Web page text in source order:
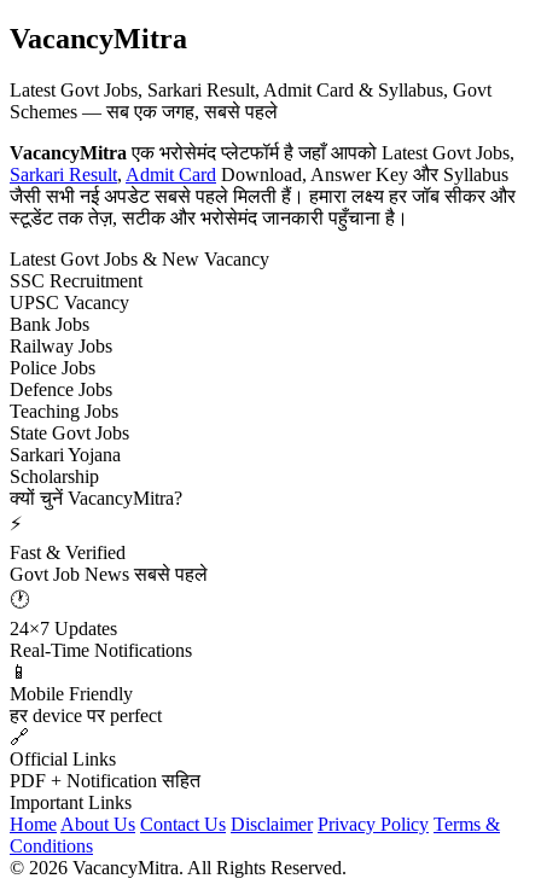
VacancyMitra
Latest Govt Jobs, Sarkari Result, Admit Card & Syllabus, Govt
Schemes — सब एक जगह, सबसे पहले
VacancyMitra एक भरोसेमंद प्लेटफॉर्म है जहाँ आपको Latest Govt Jobs,
Sarkari Result, Admit Card Download, Answer Key और Syllabus
जैसी सभी नई अपडेट सबसे पहले मिलती हैं। हमारा लक्ष्य हर जॉब सीकर और
स्टूडेंट तक तेज़, सटीक और भरोसेमंद जानकारी पहुँचाना है।
Latest Govt Jobs & New Vacancy
SSC Recruitment
UPSC Vacancy
Bank Jobs
Railway Jobs
Police Jobs
Defence Jobs
Teaching Jobs
State Govt Jobs
Sarkari Yojana
Scholarship
क्यों चुनें VacancyMitra?
⚡
Fast & Verified
Govt Job News सबसे पहले
🕐
24×7 Updates
Real-Time Notifications
📱
Mobile Friendly
हर device पर perfect
🔗
Official Links
PDF + Notification सहित
Important Links
Home About Us Contact Us Disclaimer Privacy Policy Terms &
Conditions
© 2026 VacancyMitra. All Rights Reserved.